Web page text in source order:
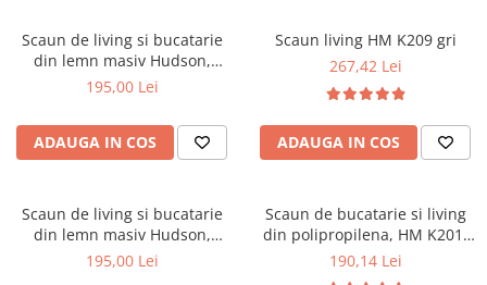
Saltele cu arcuri impachetate
individual
Saltele Memory Pocket
Saltele Memory Pocket
Saltele cu spuma
Saltele cu spuma
Saltele cu spuma poliuretanica
Paturi
Seturi de pat si saltea
Masute de toaleta
Mobilier living
Scaune pentru living
Mobila living
Comode living
Set mese plus scaune
Scaune birou
Scaune profesionale
Scaune birou copii
Scaune gradinita
Scaune conferinta
Scaune terasa si outdoor
Scaun de living si bucatarie
din lemn masiv Hudson,
tapiterie stofa,100 kg,
195,00 Lei
ADAUGA IN COS
Scaun living HM K209 gri
267,42 Lei
ADAUGA IN COS
Scaun de living si bucatarie
din lemn masiv Hudson,
tapiterie stofa,100 kg,
195,00 Lei
Scaun de bucatarie si living
din polipropilena, HM K201,
ergonomic, baza lemn masiv,
190,14 Lei